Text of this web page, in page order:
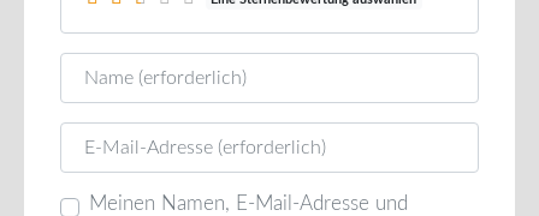
Name
E-Mail
Meinen Namen, E-Mail-Adresse und